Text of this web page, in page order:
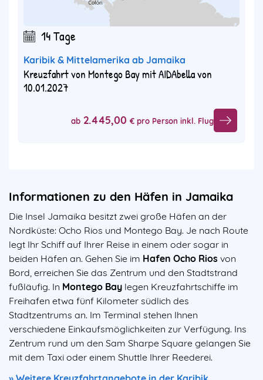
14 Tage
Karibik & Mittelamerika ab Jamaika
Kreuzfahrt von Montego Bay mit AIDAbella von
10.01.2027
ab 2.445,00 € pro Person inkl. Flug
Informationen zu den Häfen in Jamaika
Die Insel Jamaika besitzt zwei große Häfen an der
Nordküste: Ocho Rios und Montego Bay. Je nach Route
legt Ihr Schiff auf Ihrer Reise in einem oder sogar in
beiden Häfen an. Gehen Sie im Hafen Ocho Rios von
Bord, erreichen Sie das Zentrum und den Stadtstrand
fußläufig. In Montego Bay legen Kreuzfahrtschiffe im
Freihafen etwa fünf Kilometer südlich des
Stadtzentrums an. Im Terminal stehen Ihnen
verschiedene Einkaufsmöglichkeiten zur Verfügung. Ins
Zentrum rund um den Sam Sharpe Square gelangen Sie
mit dem Taxi oder einem Shuttle Ihrer Reederei.